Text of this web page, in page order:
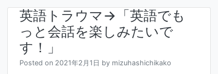
英語トラウマ→「英語でも
っと会話を楽しみたいで
す！」
Posted on 2021年2月1日 by mizuhashichikako